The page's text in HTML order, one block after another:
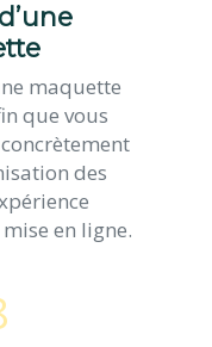
maquette
que vous
des
en ligne.